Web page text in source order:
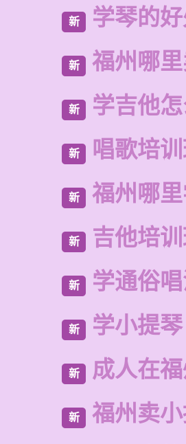
新 学琴的
新 福州哪
新 学吉他
新 唱歌培
新 福州哪
新 吉他培
新 学通俗
新 学小提
新 成人在
新 福州卖